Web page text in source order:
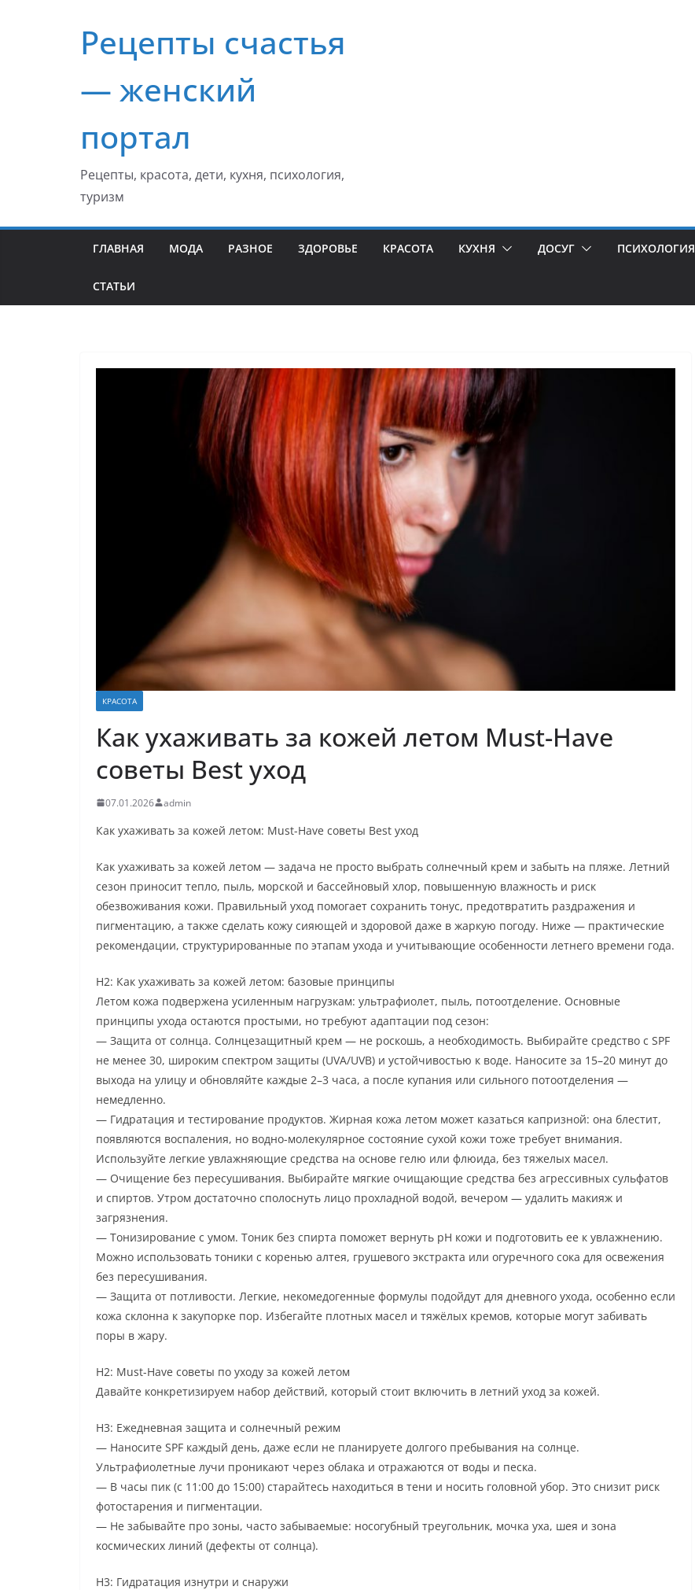
содержимомуРецепты счастья
— женский
портал
Рецепты, красота, дети, кухня, психология,
туризм
ГЛАВНАЯ МОДА РАЗНОЕ ЗДОРОВЬЕ КРАСОТА КУХНЯ ДОСУГ ПСИХОЛОГИЯ
СТАТЬИ
КРАСОТА
Как ухаживать за кожей летом Must-Have
советы Best уход
07.01.2026 admin
Как ухаживать за кожей летом: Must-Have советы Best уход
Как ухаживать за кожей летом — задача не просто выбрать солнечный крем и забыть на пляже. Летний
сезон приносит тепло, пыль, морской и бассейновый хлор, повышенную влажность и риск
обезвоживания кожи. Правильный уход помогает сохранить тонус, предотвратить раздражения и
пигментацию, а также сделать кожу сияющей и здоровой даже в жаркую погоду. Ниже — практические
рекомендации, структурированные по этапам ухода и учитывающие особенности летнего времени года.
H2: Как ухаживать за кожей летом: базовые принципы
Летом кожа подвержена усиленным нагрузкам: ультрафиолет, пыль, потоотделение. Основные
принципы ухода остаются простыми, но требуют адаптации под сезон:
— Защита от солнца. Солнцезащитный крем — не роскошь, а необходимость. Выбирайте средство с SPF
не менее 30, широким спектром защиты (UVA/UVB) и устойчивостью к воде. Наносите за 15–20 минут до
выхода на улицу и обновляйте каждые 2–3 часа, а после купания или сильного потоотделения —
немедленно.
— Гидратация и тестирование продуктов. Жирная кожа летом может казаться капризной: она блестит,
появляются воспаления, но водно-молекулярное состояние сухой кожи тоже требует внимания.
Используйте легкие увлажняющие средства на основе гелю или флюида, без тяжелых масел.
— Очищение без пересушивания. Выбирайте мягкие очищающие средства без агрессивных сульфатов
и спиртов. Утром достаточно сполоснуть лицо прохладной водой, вечером — удалить макияж и
загрязнения.
— Тонизирование с умом. Тоник без спирта поможет вернуть pH кожи и подготовить ее к увлажнению.
Можно использовать тоники с коренью алтея, грушевого экстракта или огуречного сока для освежения
без пересушивания.
— Защита от потливости. Легкие, некомедогенные формулы подойдут для дневного ухода, особенно если
кожа склонна к закупорке пор. Избегайте плотных масел и тяжёлых кремов, которые могут забивать
поры в жару.
H2: Must-Have советы по уходу за кожей летом
Давайте конкретизируем набор действий, который стоит включить в летний уход за кожей.
H3: Ежедневная защита и солнечный режим
— Наносите SPF каждый день, даже если не планируете долгого пребывания на солнце.
Ультрафиолетные лучи проникают через облака и отражаются от воды и песка.
— В часы пик (с 11:00 до 15:00) старайтесь находиться в тени и носить головной убор. Это снизит риск
фотостарения и пигментации.
— Не забывайте про зоны, часто забываемые: носогубный треугольник, мочка уха, шея и зона
космических линий (дефекты от солнца).
H3: Гидратация изнутри и снаружи